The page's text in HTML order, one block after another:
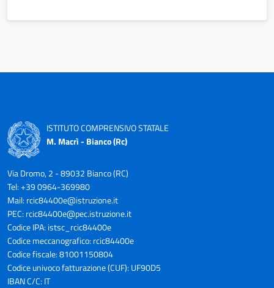
ISTITUTO COMPRENSIVO STATALE
M. Macrì - Bianco (Rc)
Via Dromo, 2 - 89032 Bianco (RC)
Tel: +39 0964-369980
Mail:rcic84400e@istruzione.it
PEC:rcic84400e@pec.istruzione.it
Codice IPA: istsc_rcic84400e
Codice meccanografico: rcic84400e
Codice fiscale: 81001150804
Codice univoco fatturazione (CUF): UF90D5
IBAN C/C: IT